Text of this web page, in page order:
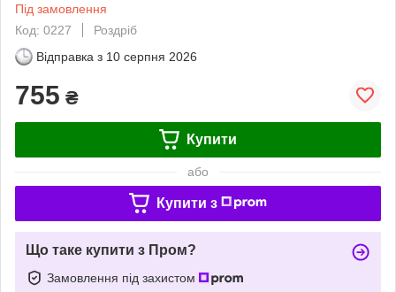
Під замовлення
Код: 0227
Роздріб
Відправка з 10 серпня 2026
755 ₴
Купити
або
Купити з
Що таке купити з Пром?
Замовлення під захистом